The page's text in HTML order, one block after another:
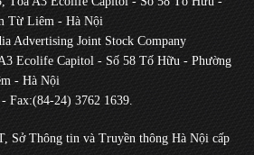
Từ Liêm - Hà Nội
Advertising Joint Stock Company
Ecolife Capitol - Số 58 Tố Hữu - Phường
- Hà Nội
Fax:(84-24) 3762 1639.
Sở Thông tin và Truyền thông Hà Nội cấp